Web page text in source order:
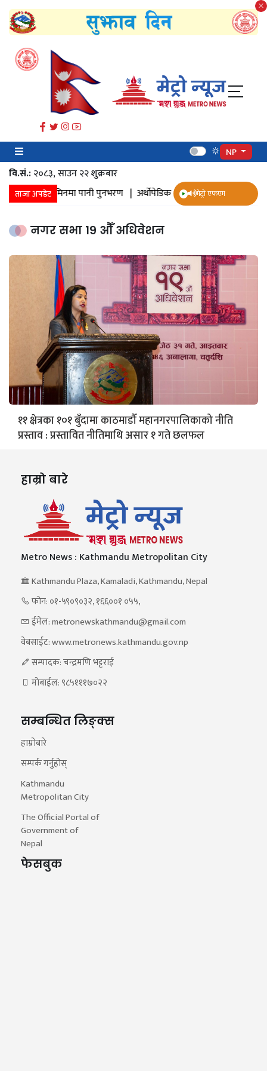
NP
वि.सं.:२०८३, साउन २२ शुक्रबार​
ताजा अपडेट
संकलन |जमिनमा पानी पुनभरण | अर्थोपेडिक इम्प्लान्ट |ज्येष्ठ नागरिक
मेट्रो एफएम
नगर सभा १९ औँ अधिवेशन
११ क्षेत्रका १०१ बुँदामा काठमाडौँ महानगरपालिकाको नीति
प्रस्ताव : प्रस्तावित नीतिमाथि असार १ गते छलफल
हाम्रो बारे
Metro News : Kathmandu Metropolitan City
Kathmandu Plaza, Kamaladi, Kathmandu, Nepal
फोन: ०१-५९०९०३२, १६६००१ ०५५,
ईमेल: metronewskathmandu@gmail.com
वेबसाईट: www.metronews.kathmandu.gov.np
सम्पादक: चन्द्रमणि भट्टराई
मोबाईल: ९८५१११७०२२
सम्बन्धित लिङ्क्स
हाम्रोबारे
सम्पर्क गर्नुहोस्
Kathmandu
Metropolitan City
The Official Portal of
Government of
Nepal
फेसबुक